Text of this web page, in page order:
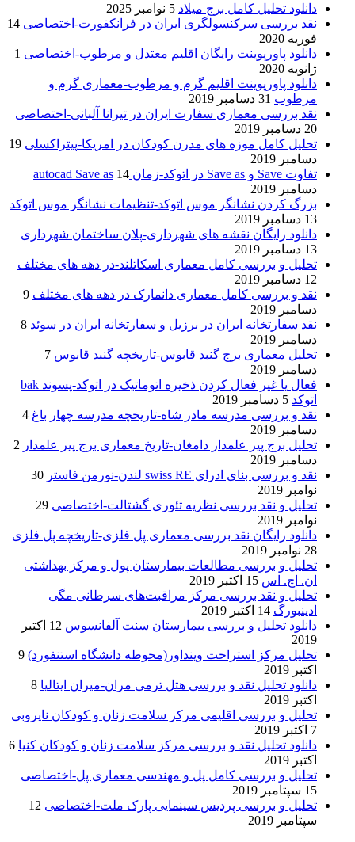
دانلود تحلیل کامل برج میلاد 5 نوامبر 2025
نقد بررسی سرکنسولگری ایران در فرانکفورت-اختصاصی 14
فوریه 2020
دانلود پاورپوینت رایگان اقلیم معتدل و مرطوب-اختصاصی 1
ژانویه 2020
دانلود پاورپوینت اقلیم گرم و مرطوب-معماری گرم و
مرطوب 31 دسامبر 2019
نقد بررسی معماری سفارت ایران در تیرانا آلبانی-اختصاصی
20 دسامبر 2019
تحلیل کامل موزه های مدرن کودکان در امریکا-پیتراکسلی 19
دسامبر 2019
تفاوت Save و Save as در اتوکد-زمان autocad Save as
14
دسامبر 2019
بزرگ کردن نشانگر موس اتوکد-تنظیمات نشانگر موس اتوکد
13 دسامبر 2019
دانلود رایگان نقشه های شهرداری-پلان ساختمان شهرداری
13 دسامبر 2019
تحلیل و بررسی کامل معماری اسکاتلند-در دهه های مختلف
12 دسامبر 2019
نقد و بررسی کامل معماری دانمارک در دهه های مختلف 9
دسامبر 2019
نقد سفارتخانه ایران در برزیل و سفارتخانه ایران در سوئد 8
دسامبر 2019
تحلیل معماری برج گنبد قابوس-تاریخچه گنبد قابوس 7
دسامبر 2019
فعال یا غیر فعال کردن ذخیره اتوماتیک در اتوکد-پسوند bak
اتوکد 5 دسامبر 2019
نقد و بررسی مدرسه مادر شاه-تاریخچه مدرسه چهار باغ 4
دسامبر 2019
تحلیل برج پیر علمدار دامغان-تاریخ معماری برج پیر علمدار 2
دسامبر 2019
نقد و بررسی بنای ادرای swiss RE لندن-نورمن فاستر
30
نوامبر 2019
تحلیل و نقد بررسی نظریه تئوری گشتالت-اختصاصی 29
نوامبر 2019
دانلود رایگان نقد بررسی معماری پل فلزی-تاریخچه پل فلزی
28 نوامبر 2019
تحلیل و بررسی مطالعات بیمارستان پول و مرکز بهداشتی
ان. اچ. اس 15 اکتبر 2019
تحلیل و نقد بررسی مرکز مراقبت‌های سرطانی مگی
ادینبورگ 14 اکتبر 2019
دانلود تحلیل و بررسی بیمارستان سنت آلفانسوس
12 اکتبر
2019
تحلیل مرکز استراحت وینداور(محوطه دانشگاه استنفورد) 9
اکتبر 2019
دانلود تحلیل نقد و بررسی هتل ترمی مران-میران ایتالیا 8
اکتبر 2019
تحلیل و بررسی اقلیمی مرکز سلامت زنان و کودکان نایروبی
7 اکتبر 2019
دانلود تحلیل نقد و بررسی مرکز سلامت زنان و کودکان کنیا 6
اکتبر 2019
تحلیل و بررسی کامل پل و مهندسی معماری پل-اختصاصی
15 سپتامبر 2019
تحلیل و بررسی پردیس سینمایی پارک ملت-اختصاصی 12
سپتامبر 2019